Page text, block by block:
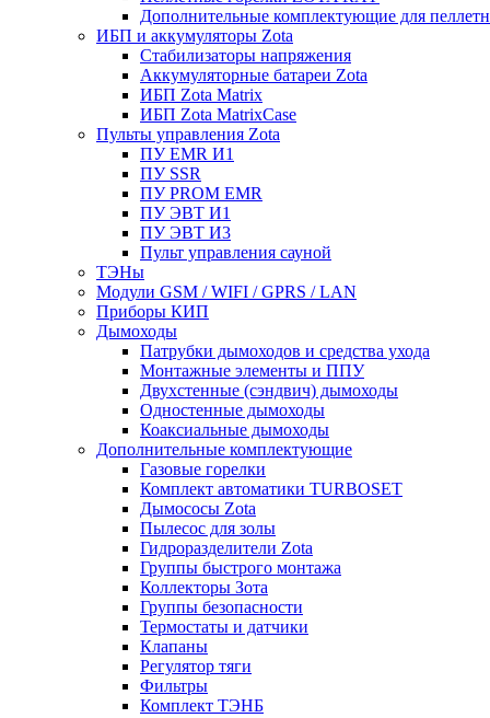
Дополнительные комплектующие для
ИБП и аккумуляторы Zota
Стабилизаторы напряжения
Аккумуляторные батареи Zota
ИБП Zota Matrix
ИБП Zota MatrixCase
Пульты управления Zota
ПУ EMR И1
ПУ SSR
ПУ PROM EMR
ПУ ЭВТ И1
ПУ ЭВТ И3
Пульт управления сауной
ТЭНы
Модули GSM / WIFI / GPRS / LAN
Приборы КИП
Дымоходы
Патрубки дымоходов и средства ухода
Монтажные элементы и ППУ
Двухстенные (сэндвич) дымоходы
Одностенные дымоходы
Коаксиальные дымоходы
Дополнительные комплектующие
Газовые горелки
Комплект автоматики TURBOSET
Дымососы Zota
Пылесос для золы
Гидроразделители Zota
Группы быстрого монтажа
Коллекторы Зота
Группы безопасности
Термостаты и датчики
Клапаны
Регулятор тяги
Фильтры
Комплект ТЭНБ